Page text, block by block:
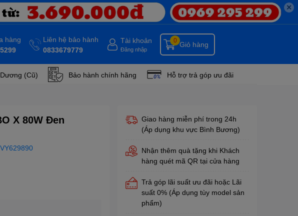
✕
hàng
Liên hệ bảo hành
0833679779
Tài khoản
Đăng nhập
Giỏ hàng
0
(Cũ) Bảo hành chính hãng Hỗ trợ trả góp ưu đãi
X 80W Đen
VY629890
Giao hàng miễn phí trong 24h
(Áp dụng khu vực Bình Bương)
Nhận thêm quà tặng khi Khách
hàng quét mã QR tại cửa hàng
Trả góp lãi suất ưu đãi hoặc Lãi
suất 0% (Áp dụng tùy model sản
phẩm)